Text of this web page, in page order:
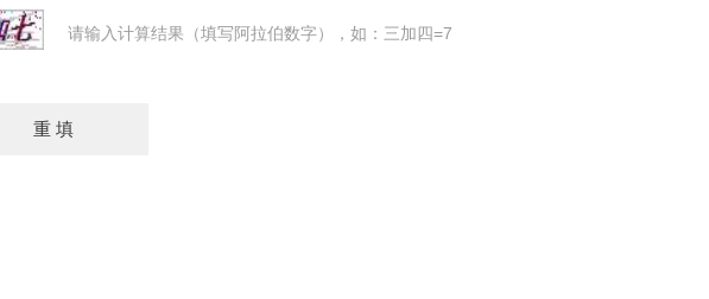
请输入计算结果（填写阿拉伯数字），如：三加四=7